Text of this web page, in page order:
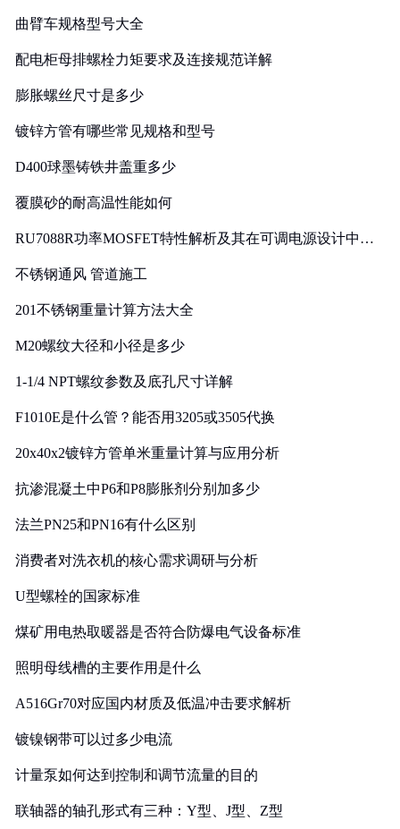
曲臂车规格型号大全
配电柜母排螺栓力矩要求及连接规范详解
膨胀螺丝尺寸是多少
镀锌方管有哪些常见规格和型号
D400球墨铸铁井盖重多少
覆膜砂的耐高温性能如何
RU7088R功率MOSFET特性解析及其在可调电源设计中的
不锈钢通风 管道施工
201不锈钢重量计算方法大全
M20螺纹大径和小径是多少
1-1/4 NPT螺纹参数及底孔尺寸详解
F1010E是什么管？能否用3205或3505代换
20x40x2镀锌方管单米重量计算与应用分析
抗渗混凝土中P6和P8膨胀剂分别加多少
法兰PN25和PN16有什么区别
消费者对洗衣机的核心需求调研与分析
U型螺栓的国家标准
煤矿用电热取暖器是否符合防爆电气设备标准
照明母线槽的主要作用是什么
A516Gr70对应国内材质及低温冲击要求解析
镀镍钢带可以过多少电流
计量泵如何达到控制和调节流量的目的
联轴器的轴孔形式有三种：Y型、J型、Z型